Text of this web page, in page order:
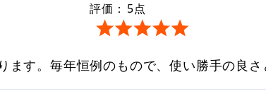
評価： 5点
す。毎年恒例のもので、使い勝手の良さ